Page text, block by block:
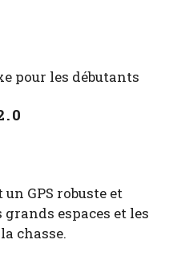
pour les débutants
un GPS robuste et
espaces et les
chasse.